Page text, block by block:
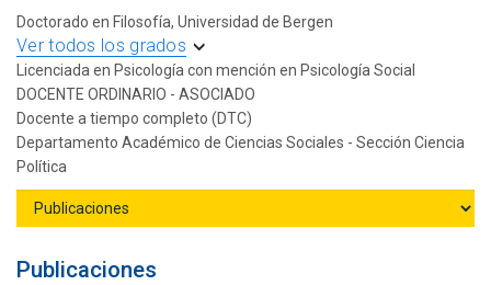
Doctorado en Filosofía, Universidad de Bergen
Ver todos los grados
Licenciada en Psicología con mención en Psicología Social
DOCENTE ORDINARIO - ASOCIADO
Docente a tiempo completo (DTC)
Departamento Académico de Ciencias Sociales - Sección Ciencia
Política
Publicaciones